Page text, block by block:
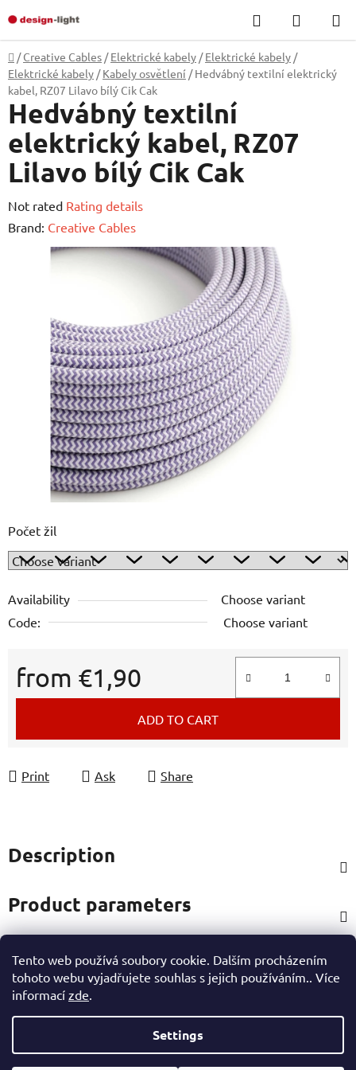
Tento web používá soubory cookie. Dalším procházením
tohoto webu vyjadřujete souhlas s jejich používáním.. Více
informací zde.
Settings
to
content
Search
CART
Home
/ Creative Cables / Elektrické kabely / Elektrické kabely /
Elektrické kabely / Kabely osvětlení / Hedvábný textilní elektrický
kabel, RZ07 Lilavo bílý Cik Cak
Počet žil
Availability
Choose variant
Code:
Choose variant
from €1,90
Measure price:
ADD TO CART
Print Ask Share
Hedvábný textilní
elektrický kabel, RZ07
Lilavo bílý Cik Cak
The
average
product
Not rated Rating details
Brand: Creative Cables
Description
Product parameters
Rating
Other information